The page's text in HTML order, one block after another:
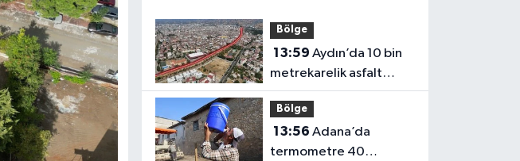
Bölge
13:59
metrekarelik asfalt
çalışması tamamlandı
Bölge
13:56
termometre 40